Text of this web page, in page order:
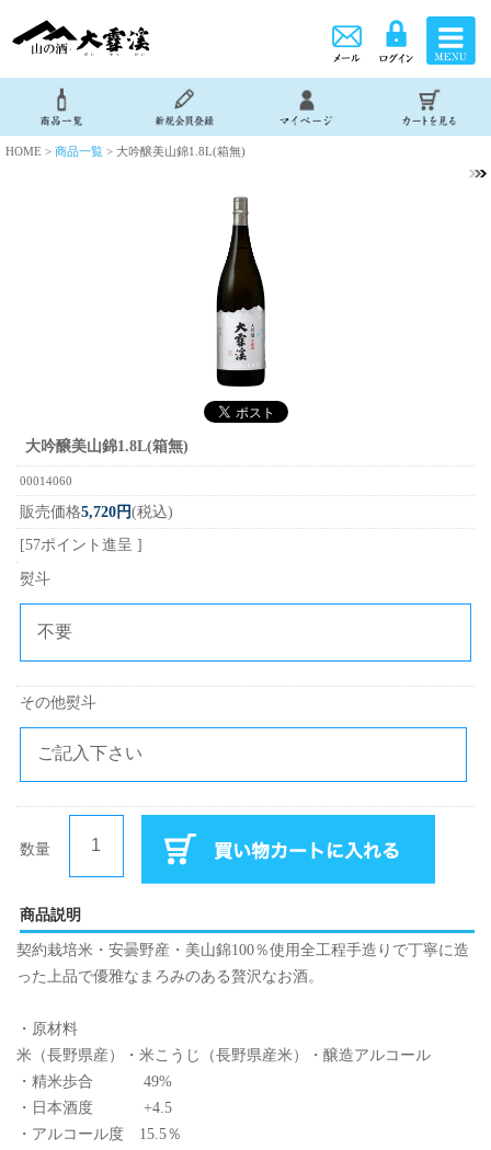
HOME > 商品一覧 > 大吟醸美山錦1.8L(箱無)
大吟醸美山錦1.8L(箱無)
00014060
販売価格5,720円(税込)
[57ポイント進呈 ]
熨斗
その他熨斗
数量
商品説明
契約栽培米・安曇野産・美山錦100％使用全工程手造りで丁寧に造
った上品で優雅なまろみのある贅沢なお酒。
・原材料
米（長野県産）・米こうじ（長野県産米）・醸造アルコール
・精米歩合 49%
・日本酒度 +4.5
・アルコール度 15.5％